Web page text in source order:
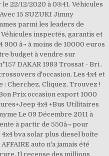
22/12/2020 à 03:41. Véhicules
15 SUZUKI Jimny
parmi les leaders de
inspectés, garantis et
â¬ à moins de 10000 euros
budget à vendre sur
DAKAR 1983 Trossat - Bri .
d'occasion. Les 4x4 et
: Cherchez, Cliquez, Trouvez !
Prix occasion export 1000
4x4 +Bus Utilitaires
Le 09 Décembre 2011 à
à partir de 550â¬ pour
bva solar plus diesel boîte
auto n'a jamais été
Il recense des millions